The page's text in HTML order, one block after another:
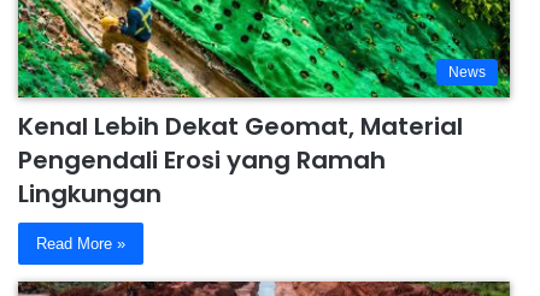
News
Kenal Lebih Dekat Geomat, Material
Pengendali Erosi yang Ramah
Lingkungan
Read More »